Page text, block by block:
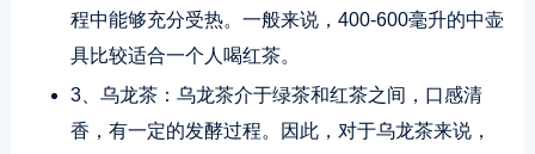
程中能够充分受热。一般来说，400-600毫升的中壶
具比较适合一个人喝红茶。
3、乌龙茶：乌龙茶介于绿茶和红茶之间，口感清
香，有一定的发酵过程。因此，对于乌龙茶来说，